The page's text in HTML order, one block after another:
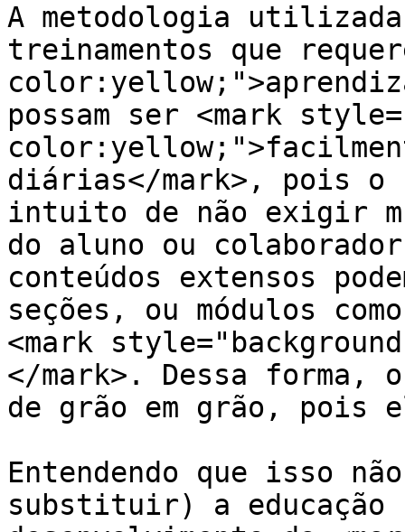
A metodologia utilizada
treinamentos que
possam ser <mark
diárias</mark>, pois o
intuito de não exigir
do aluno ou
conteúdos extensos
seções, ou módulos
<mark
</mark>. Dessa forma,
de grão em grão, pois
Entendendo que isso
substituir) a educação